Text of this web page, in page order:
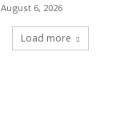
August 6, 2026
Load more